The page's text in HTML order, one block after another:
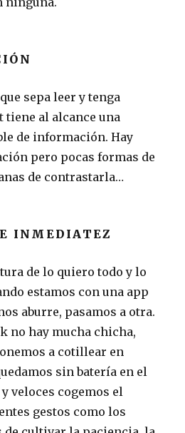
sepa leer y tenga
al alcance una
de información. Hay
pero pocas formas de
de contrastarla…
INMEDIATEZ
de lo quiero todo y lo
estamos con una app
aburre, pasamos a otra.
no hay mucha chicha,
a cotillear en
sin batería en el
veloces cogemos el
gestos como los